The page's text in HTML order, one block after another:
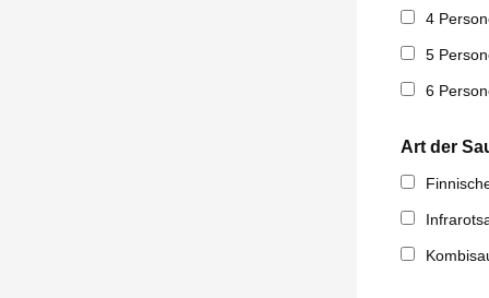
4
5
6
Art der